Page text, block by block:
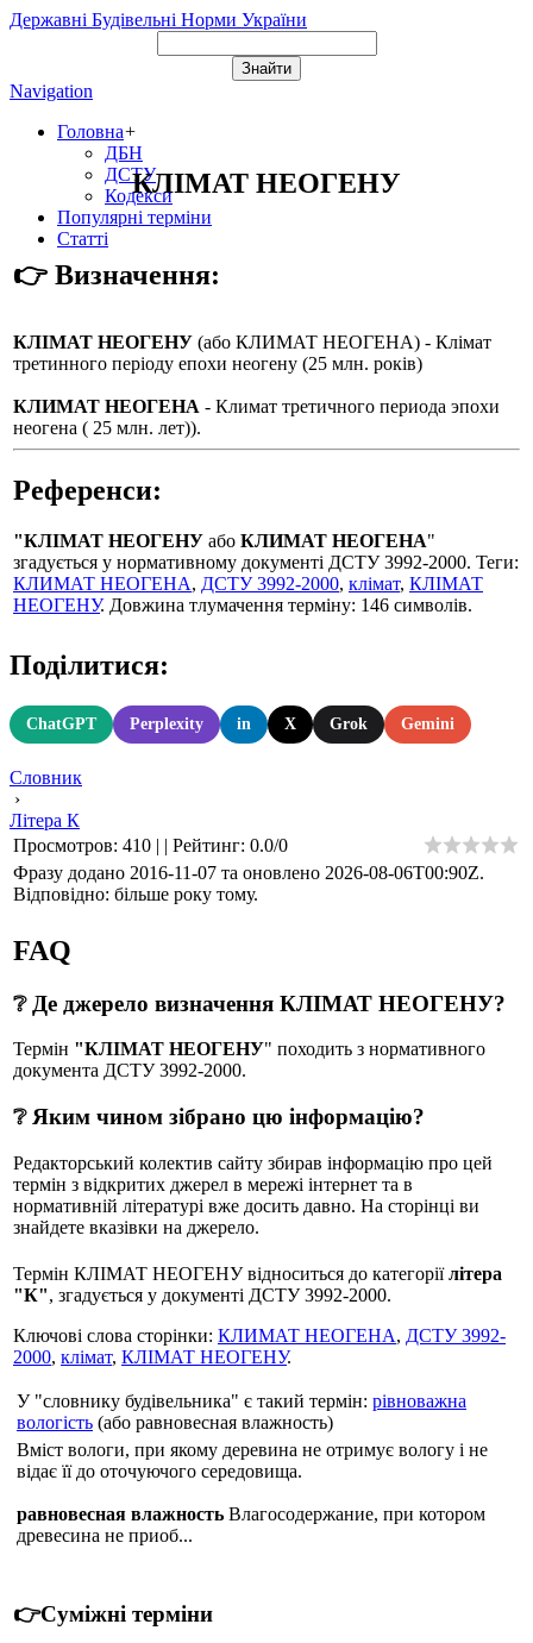
Державні Будівельні Норми України
Navigation
Головна+
ДБН
ДСТУ
Кодекси
Популярні терміни
Статті
КЛІМАТ НЕОГЕНУ
👉 Визначення:
КЛІМАТ НЕОГЕНУ (або КЛИМАТ НЕОГЕНА) - Клімат
третинного періоду епохи неогену (25 млн. років)
КЛИМАТ НЕОГЕНА - Климат третичного периода эпохи
неогена ( 25 млн. лет)).
Референси:
"КЛІМАТ НЕОГЕНУ або КЛИМАТ НЕОГЕНА"
згадується у нормативному документі ДСТУ 3992-2000. Теги:
КЛИМАТ НЕОГЕНА, ДСТУ 3992-2000, клімат, КЛІМАТ
НЕОГЕНУ. Довжина тлумачення терміну: 146 символів.
Поділитися:
ChatGPT Perplexity in X Grok Gemini
Словник
›
Літера К
Просмотров: 410 | | Рейтинг: 0.0/0
Фразу додано 2016-11-07 та оновлено 2026-08-06T00:90Z.
Відповідно: більше року тому.
FAQ
❔ Де джерело визначення КЛІМАТ НЕОГЕНУ?
Термін "КЛІМАТ НЕОГЕНУ" походить з нормативного
документа ДСТУ 3992-2000.
❔ Яким чином зібрано цю інформацію?
Редакторський колектив сайту збирав інформацію про цей
термін з відкритих джерел в мережі інтернет та в
нормативній літературі вже досить давно. На сторінці ви
знайдете вказівки на джерело.
Термін КЛІМАТ НЕОГЕНУ відноситься до категоріїлітера
"К", згадується у документі ДСТУ 3992-2000.
Ключові слова сторінки: КЛИМАТ НЕОГЕНА, ДСТУ 3992-
2000, клімат, КЛІМАТ НЕОГЕНУ.
У "словнику будівельника" є такий термін: рівноважна
вологість (або равновесная влажность)
Вміст вологи, при якому деревина не отримує вологу і не
відає її до оточуючого середовища.
равновесная влажность Влагосодержание, при котором
древесина не приоб...
👉Суміжні терміни